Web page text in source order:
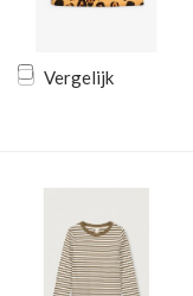
Vergelijk